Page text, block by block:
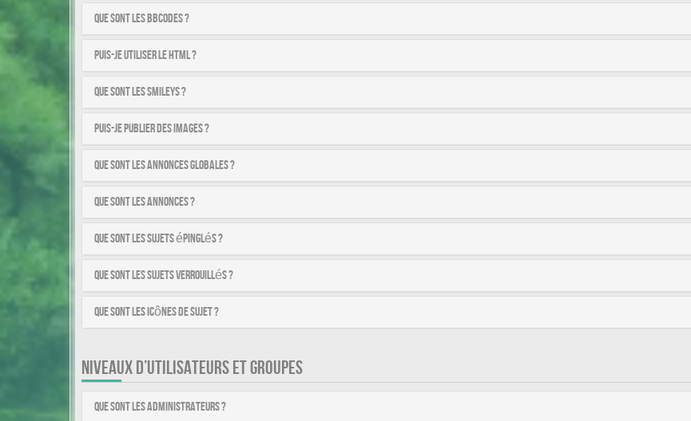
Que sont les BBCodes ?
Puis-je utiliser le HTML ?
Que sont les smileys ?
Puis-je publier des images ?
Que sont les annonces globales ?
Que sont les annonces ?
Que sont les sujets épinglés ?
Que sont les sujets verrouillés ?
Que sont les icônes de sujet ?
NIVEAUX D’UTILISATEURS ET GROUPES
Que sont les administrateurs ?